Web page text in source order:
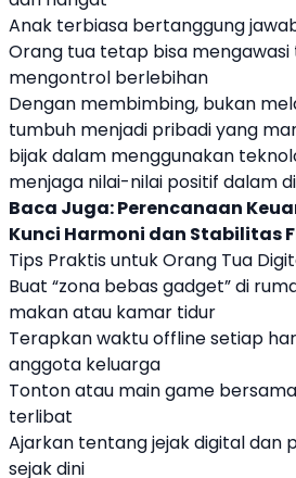
Anak terbiasa bertanggung
Orang tua tetap bisa
mengontrol berlebihan
Dengan membimbing, bukan
tumbuh menjadi pribadi yang
bijak dalam menggunakan
menjaga nilai-nilai positif dalam
Baca Juga:Perencanaan
Kunci Harmoni dan Stabilitas
Tips Praktis untuk Orang Tua
Buat “zona bebas gadget” di
makan atau kamar tidur
Terapkan waktu offline setiap
anggota keluarga
Tonton atau main game
terlibat
Ajarkan tentang jejak digital dan
sejak dini